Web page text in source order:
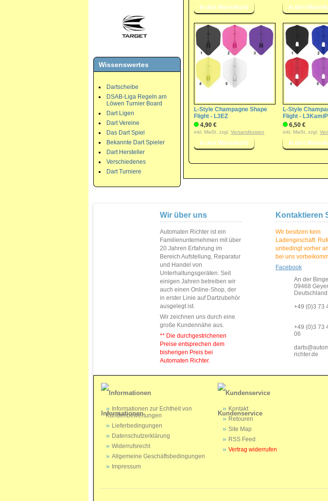
Wissenswertes
Dartscheibe
DSAB-Liga Regeln am
Löwen Turnier Board
Dart Ligen
Dart Vereine
Das Dart Spiel
Bekannte Dart Spieler
Dart Hersteller
Verschiedenes
Dart Turniere
L-Style Champagne Shape
Flight - L3EZ
4,90 €
inkl. MwSt, zzgl. Versandkosten
L-Style
Flight -
6,50 €
inkl. MwSt, zzgl.
Wir über uns
Automaten Richter ist ein
Familienunternehmen mit über
20 Jahren Erfahrung im
Bereich Aufstellung, Reparatur
und Handel von
Unterhaltungsgeräten. Seit
einigen Jahren betreiben wir
auch einen Online-Shop, der
in erster Linie auf Dartzubehör
ausgelegt ist.
Wir zeichnen uns durch eine
große Kundennähe aus.
** Die durchgestrichenen
Preise entsprechen dem
bisherigen Preis bei
Automaten Richter.
Kontaktieren
Wir besitzen kein
Ladengeschäft.
unbedingt vorher
bei uns
Facebook
An der
09468 Geyer,
Deutschland
+49 (0)3 73
+49 (0)3 73
06
richter.de
Informationen
Informationen zur Echtheit von
Kundenbewertungen
Lieferbedingungen
Datenschutzerklärung
Widerrufsrecht
Allgemeine Geschäftsbedingungen
Impressum
Kundenservice
Kontakt
Retouren
Site Map
RSS Feed
Vertrag widerrufen